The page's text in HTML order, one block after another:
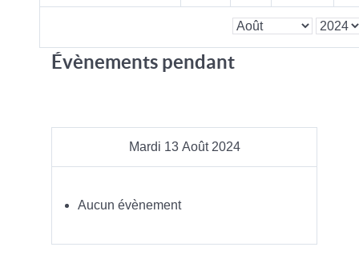
Évènements pendant
Mardi 13 Août 2024
Aucun évènement